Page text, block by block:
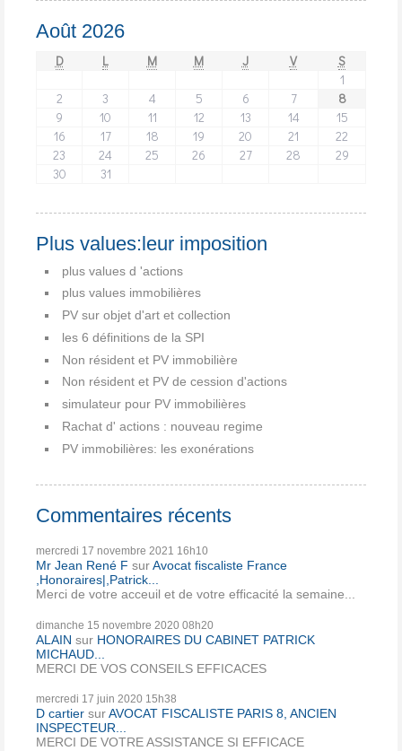
Août 2026
D L M M J V
S
1
2
3 4 5 6 7
8
9
10 11 12 13 14
15
16
17 18 19 20 21
22
23
24 25 26 27 28
29
30
31
Plus values:leur imposition
plus values d 'actions
plus values immobilières
PV sur objet d'art et collection
les 6 définitions de la SPI
Non résident et PV immobilière
Non résident et PV de cession d'actions
simulateur pour PV immobilières
Rachat d' actions : nouveau regime
PV immobilières: les exonérations
Commentaires récents
mercredi 17 novembre 2021 16h10
Mr Jean René F surAvocat fiscaliste France
,Honoraires|,Patrick...
Merci de votre acceuil et de votre efficacité la semaine...
dimanche 15 novembre 2020 08h20
ALAIN sur HONORAIRES DU CABINET PATRICK
MICHAUD...
MERCI DE VOS CONSEILS EFFICACES
mercredi 17 juin 2020 15h38
D cartier surAVOCAT FISCALISTE PARIS 8, ANCIEN
INSPECTEUR...
MERCI DE VOTRE ASSISTANCE SI EFFICACE